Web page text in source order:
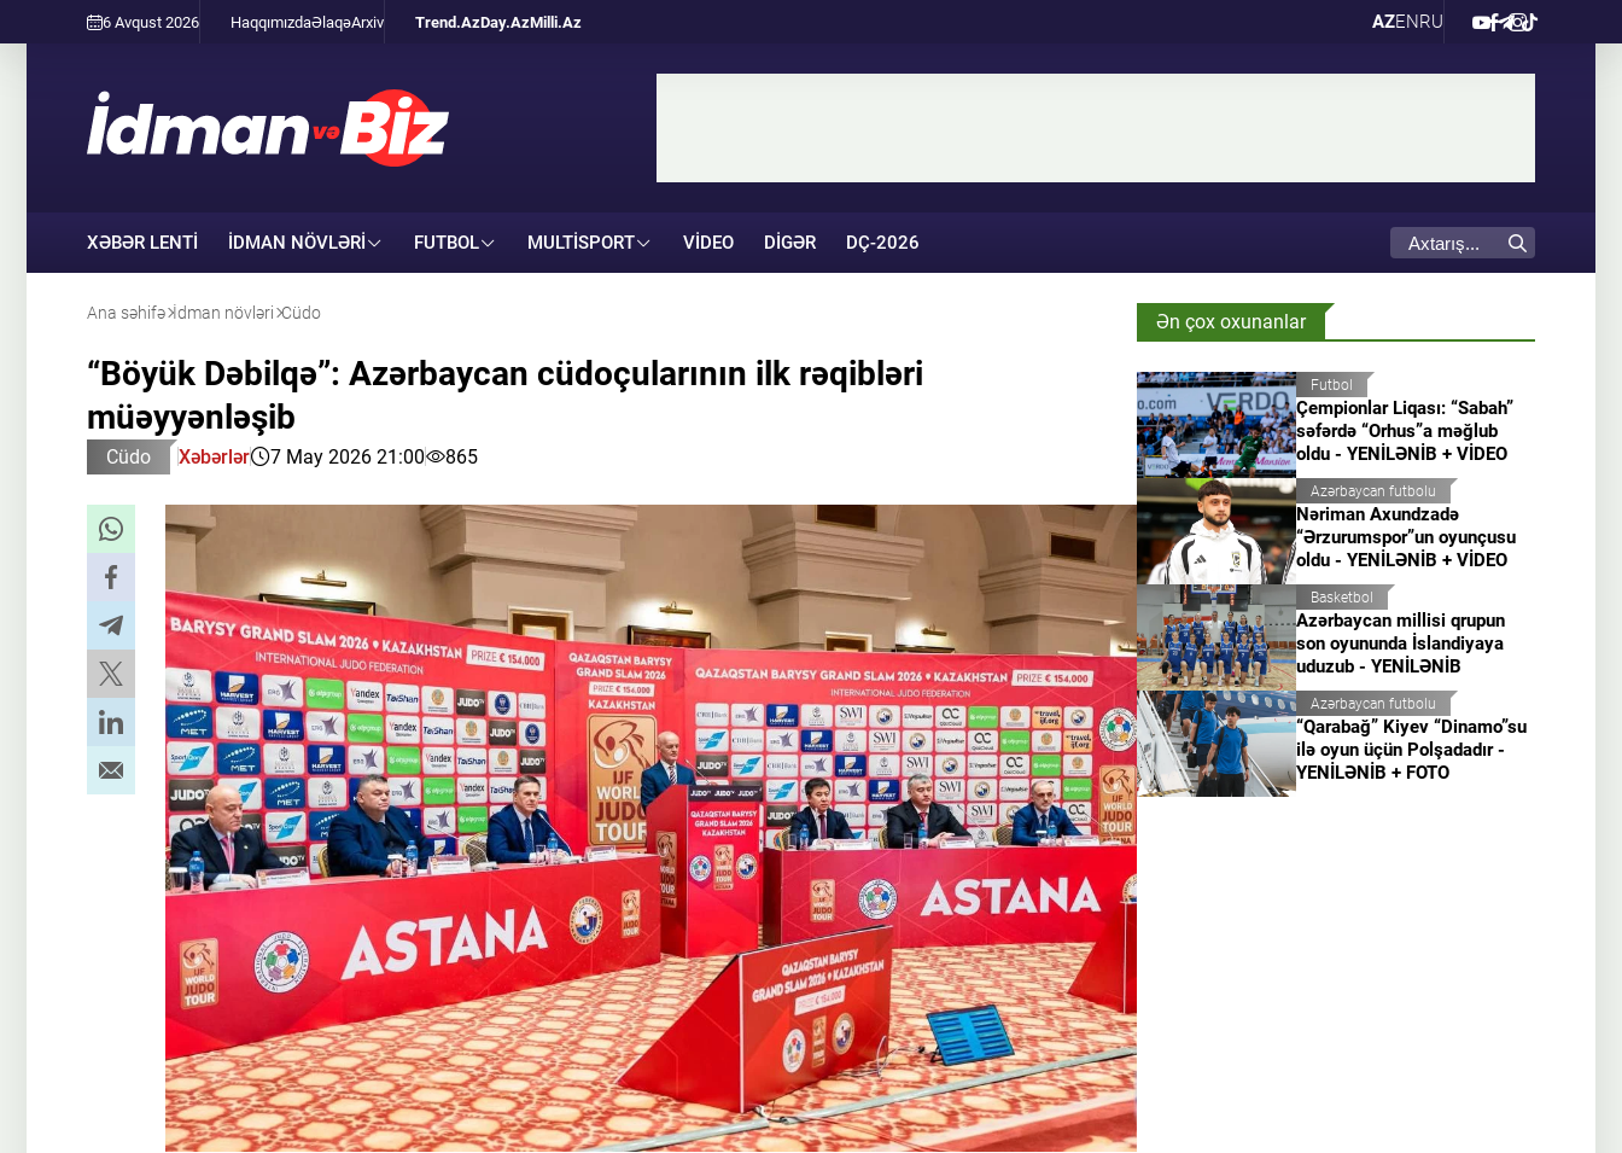
6 Avqust 2026 HaqqımızdaƏlaqəArxiv Trend.AzDay.AzMilli.Az AZENRU
XƏBƏR LENTİ İDMAN NÖVLƏRI FUTBOL MULTISPORT VIDEO DIGƏR DÇ-2026
Ana səhifə İdman növləri Cüdo
“Böyük Dəbilqə”: Azərbaycan cüdoçularının ilk rəqibləri
müəyyənləşib
Cüdo Xəbərlər 7 May 2026 21:00 865
Ən çox oxunanlar
Futbol
Çempionlar Liqası: “Sabah”
səfərdə “Orhus”a məğlub
oldu - YENİLƏNİB + VİDEO
Azərbaycan futbolu
Nəriman Axundzadə
“Ərzurumspor”un oyunçusu
oldu - YENİLƏNİB + VİDEO
Basketbol
Azərbaycan millisi qrupun
son oyununda İslandiyaya
uduzub - YENİLƏNİB
Azərbaycan futbolu
“Qarabağ” Kiyev “Dinamo”su
ilə oyun üçün Polşadadır -
YENİLƏNİB + FOTO